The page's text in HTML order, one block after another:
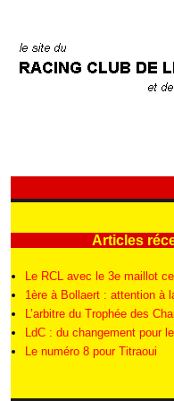
Articles
Le RCL avec le 3e maillot
1ère à Bollaert : attention à
L’arbitre du Trophée des
LdC : du changement pour
Le numéro 8 pour Titraoui